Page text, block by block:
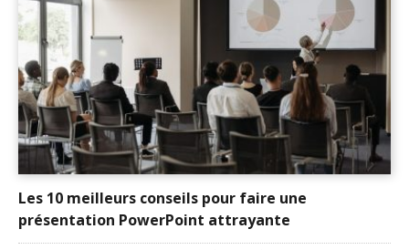
Les 10 meilleurs conseils pour faire une
présentation PowerPoint attrayante